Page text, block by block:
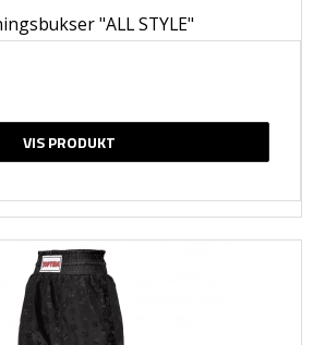
"ALL STYLE"
VIS PRODUKT